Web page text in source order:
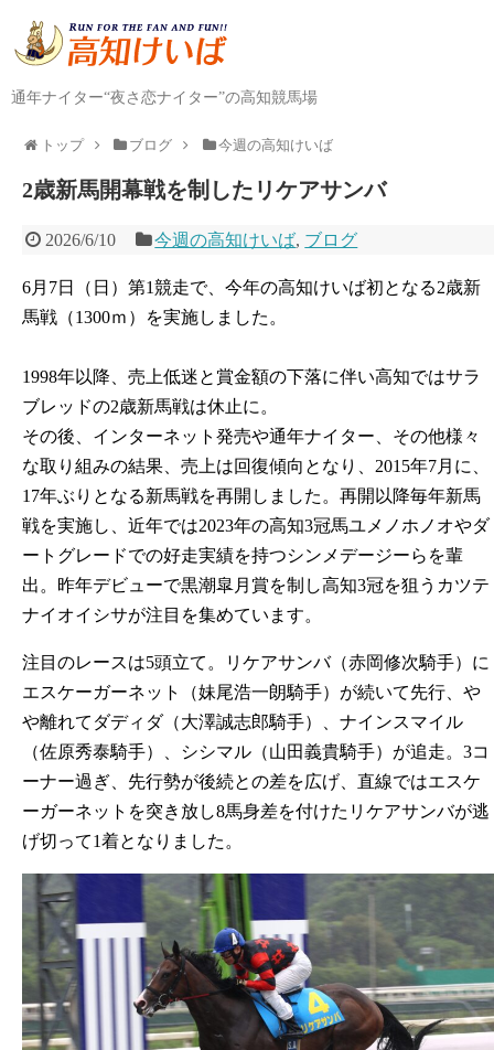
通年ナイター“夜さ恋ナイター”の高知競馬場
トップ ブログ 今週の高知けいば
2歳新馬開幕戦を制したリケアサンバ
2026/6/10 今週の高知けいば, ブログ
6月7日（日）第1競走で、今年の高知けいば初となる2歳新
馬戦（1300ｍ）を実施しました。
1998年以降、売上低迷と賞金額の下落に伴い高知ではサラ
ブレッドの2歳新馬戦は休止に。
その後、インターネット発売や通年ナイター、その他様々
な取り組みの結果、売上は回復傾向となり、2015年7月に、
17年ぶりとなる新馬戦を再開しました。再開以降毎年新馬
戦を実施し、近年では2023年の高知3冠馬ユメノホノオやダ
ートグレードでの好走実績を持つシンメデージーらを輩
出。昨年デビューで黒潮皐月賞を制し高知3冠を狙うカツテ
ナイオイシサが注目を集めています。
注目のレースは5頭立て。リケアサンバ（赤岡修次騎手）に
エスケーガーネット（妹尾浩一朗騎手）が続いて先行、や
や離れてダディダ（大澤誠志郎騎手）、ナインスマイル
（佐原秀泰騎手）、シシマル（山田義貴騎手）が追走。3コ
ーナー過ぎ、先行勢が後続との差を広げ、直線ではエスケ
ーガーネットを突き放し8馬身差を付けたリケアサンバが逃
げ切って1着となりました。